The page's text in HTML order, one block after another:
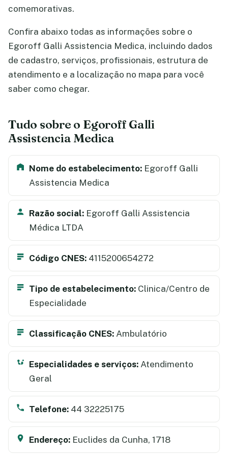
comemorativas.
Confira abaixo todas as informações sobre o
Egoroff Galli Assistencia Medica, incluindo dados
de cadastro, serviços, profissionais, estrutura de
atendimento e a localização no mapa para você
saber como chegar.
Tudo sobre o Egoroff Galli
Assistencia Medica
Nome do estabelecimento: Egoroff Galli
Assistencia Medica
Razão social: Egoroff Galli Assistencia
Médica LTDA
Código CNES: 4115200654272
Tipo de estabelecimento: Clinica/Centro de
Especialidade
Classificação CNES: Ambulatório
Especialidades e serviços: Atendimento
Geral
Telefone: 44 32225175
Endereço: Euclides da Cunha, 1718